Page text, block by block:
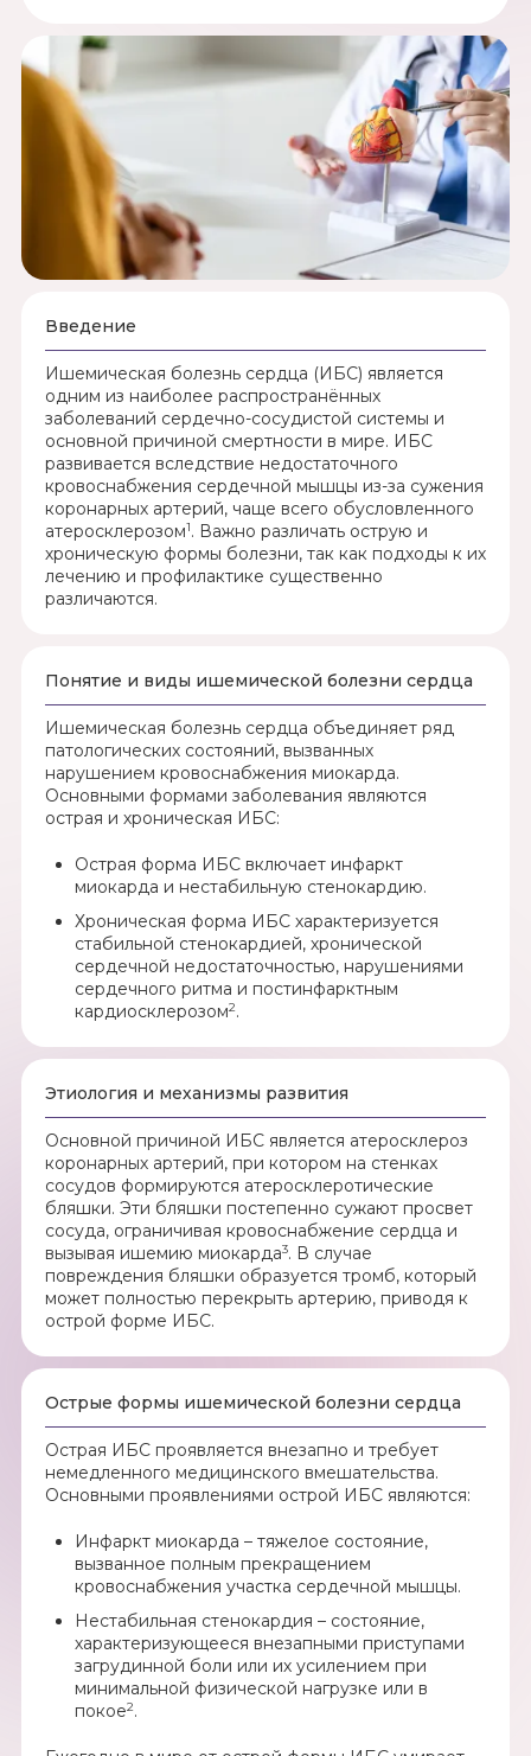
Введение
Ишемическая болезнь сердца (ИБС) является
одним из наиболее распространённых
заболеваний сердечно-сосудистой системы и
основной причиной смертности в мире. ИБС
развивается вследствие недостаточного
кровоснабжения сердечной мышцы из-за сужения
коронарных артерий, чаще всего обусловленного
атеросклерозом1. Важно различать острую и
хроническую формы болезни, так как подходы к их
лечению и профилактике существенно
различаются.
Понятие и виды ишемической болезни сердца
Ишемическая болезнь сердца объединяет ряд
патологических состояний, вызванных
нарушением кровоснабжения миокарда.
Основными формами заболевания являются
острая и хроническая ИБС:
Острая форма ИБС включает инфаркт
миокарда и нестабильную стенокардию.
Хроническая форма ИБС характеризуется
стабильной стенокардией, хронической
сердечной недостаточностью, нарушениями
сердечного ритма и постинфарктным
кардиосклерозом2.
Этиология и механизмы развития
Основной причиной ИБС является атеросклероз
коронарных артерий, при котором на стенках
сосудов формируются атеросклеротические
бляшки. Эти бляшки постепенно сужают просвет
сосуда, ограничивая кровоснабжение сердца и
вызывая ишемию миокарда3. В случае
повреждения бляшки образуется тромб, который
может полностью перекрыть артерию, приводя к
острой форме ИБС.
Острые формы ишемической болезни сердца
Острая ИБС проявляется внезапно и требует
немедленного медицинского вмешательства.
Основными проявлениями острой ИБС являются:
Инфаркт миокарда – тяжелое состояние,
вызванное полным прекращением
кровоснабжения участка сердечной мышцы.
Нестабильная стенокардия – состояние,
характеризующееся внезапными приступами
загрудинной боли или их усилением при
минимальной физической нагрузке или в
покое2.